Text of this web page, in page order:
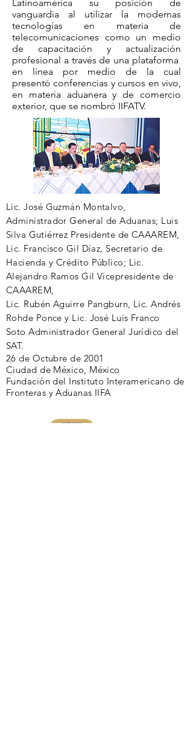
Latinoamérica su posición de
vanguardia al utilizar la modernas
tecnologías en materia de
telecomunicaciones como un medio
de capacitación y actualización
profesional a través de una plataforma
en línea por medio de la cual
presentó conferencias y cursos en vivo,
en materia aduanera y de comercio
exterior, que se nombró IIFATV.
Lic. José Guzmán Montalvo,
Administrador General de Aduanas; Luis
Silva Gutiérrez Presidente de CAAAREM,
Lic. Francisco Gil Díaz, Secretario de
Hacienda y Crédito Público; Lic.
Alejandro Ramos Gil Vicepresidente de
CAAAREM,
Lic. Rubén Aguirre Pangburn, Lic. Andrés
Rohde Ponce y Lic. José Luis Franco
Soto Administrador General Jurídico del
SAT.
26 de Octubre de 2001
Ciudad de México, México
Fundación del Instituto Interamericano de
Fronteras y Aduanas IIFA